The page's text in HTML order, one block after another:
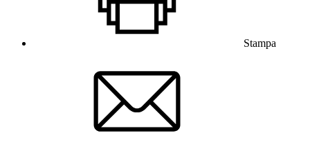
Stampa